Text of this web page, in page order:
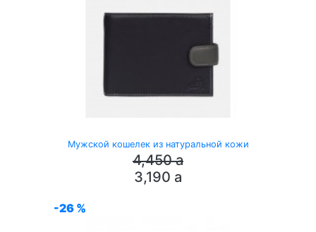
Мужской кошелек из натуральной кожи
4,450a
3,190 a
-26 %